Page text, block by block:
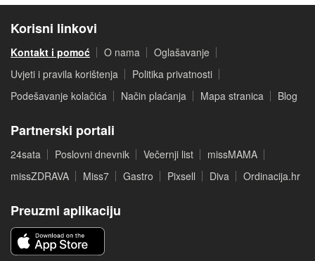
Korisni linkovi
Kontakt i pomoć O nama
Oglašavanje
Uvjeti i pravila korištenja
Politika privatnosti
Podešavanje kolačića
Način plaćanja Mapa stranica Blog
Partnerski portali
24sata Poslovni dnevnik Večernji list
missMAMA
missZDRAVA
Miss7 Gastro Pixsell Diva Ordinacija.hr
Preuzmi aplikaciju